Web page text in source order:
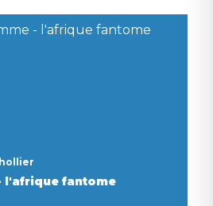
l'afrique fantome